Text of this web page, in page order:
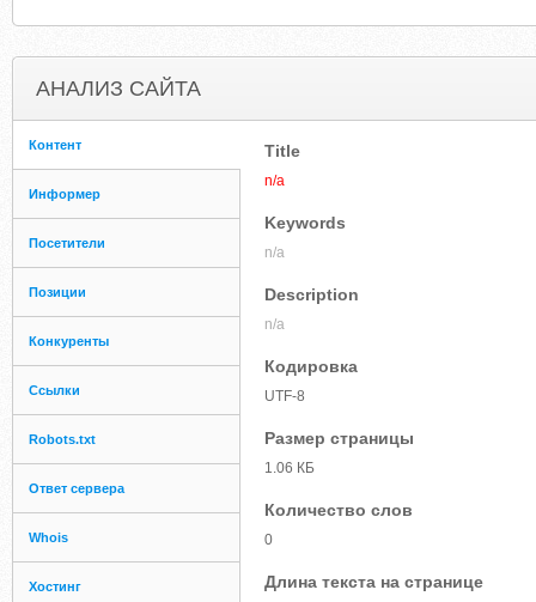
АНАЛИЗ САЙТА
Контент
Информер
Посетители
Позиции
Конкуренты
Ссылки
Robots.txt
Ответ сервера
Whois
Хостинг
Title
n/a
Keywords
n/a
Description
n/a
Кодировка
UTF-8
Размер страницы
1.06 КБ
Количество слов
0
Длина текста на странице